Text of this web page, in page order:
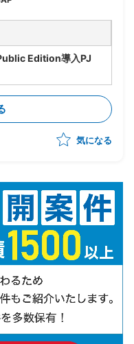
Edition導入PJ
導入を推進
提とした支援を想定
気になる